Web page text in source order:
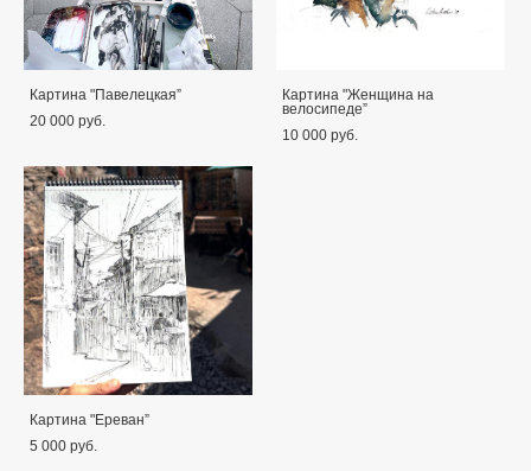
Картина "Павелецкая”
20 000 pуб.
Картина "Женщина на
велосипеде”
10 000 pуб.
Картина "Ереван”
5 000 pуб.